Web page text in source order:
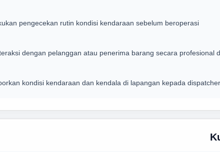
pengecekan rutin kondisi kendaraan sebelum beroperasi
dengan pelanggan atau penerima barang secara profesional
kondisi kendaraan dan kendala di lapangan kepada dispatcher